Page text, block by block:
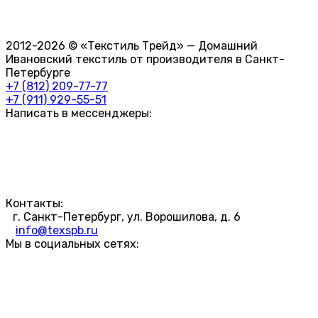
2012-2026 © «Текстиль Трейд» — Домашний
Ивановский текстиль от производителя в Санкт-
Петербурге
+7 (812) 209-77-77
+7 (911) 929-55-51
Написать в мессенджеры:
Контакты:
г. Санкт-Петербург, ул. Ворошилова, д. 6
info@texspb.ru
Мы в социальных сетях: